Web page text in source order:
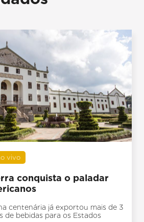
vivo
conquista o paladar
centenária já exportou mais de 3
de bebidas para os Estados